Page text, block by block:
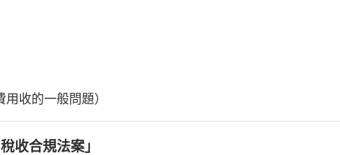
收的一般問題）
收合規法案」